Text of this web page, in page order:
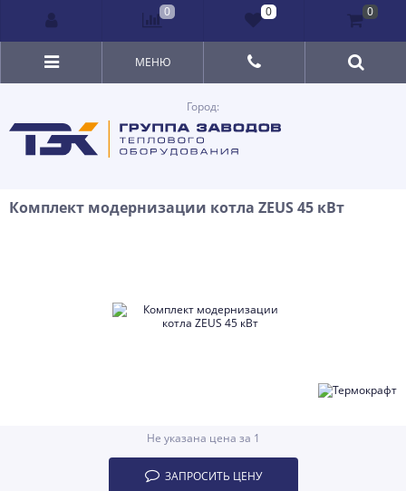
Город:
МЕНЮ
Комплект модернизации котла ZEUS 45 кВт
Не указана цена за 1
ЗАПРОСИТЬ ЦЕНУ
0 0 0